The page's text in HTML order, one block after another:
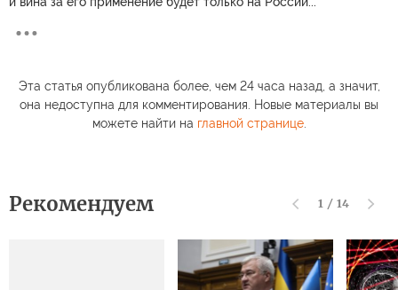
Эта статья опубликована более, чем 24 часа назад, а значит,
она недоступна для комментирования. Новые материалы вы
можете найти на главной странице.
Рекомендуем 1 / 14